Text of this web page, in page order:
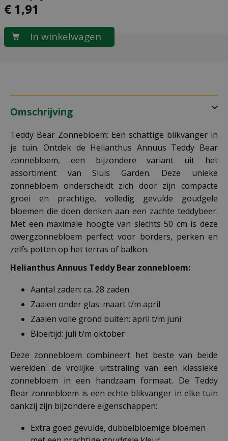
€ 1,91
Omschrijving
Teddy Bear Zonnebloem: Een schattige blikvanger in
je tuin. Ontdek de Helianthus Annuus Teddy Bear
zonnebloem, een bijzondere variant uit het
assortiment van Sluis Garden. Deze unieke
zonnebloem onderscheidt zich door zijn compacte
groei en prachtige, volledig gevulde goudgele
bloemen die doen denken aan een zachte teddybeer.
Met een maximale hoogte van slechts 50 cm is deze
dwergzonnebloem perfect voor borders, perken en
zelfs potten op het terras of balkon.
Helianthus Annuus Teddy Bear zonnebloem:
Aantal zaden: ca. 28 zaden
Zaaien onder glas: maart t/m april
Zaaien volle grond buiten: april t/m juni
Bloeitijd: juli t/m oktober
Deze zonnebloem combineert het beste van beide
werelden: de vrolijke uitstraling van een klassieke
zonnebloem in een handzaam formaat. De Teddy
Bear zonnebloem is een echte blikvanger in elke tuin
dankzij zijn bijzondere eigenschappen:
Extra goed gevulde, dubbelbloemige bloemen